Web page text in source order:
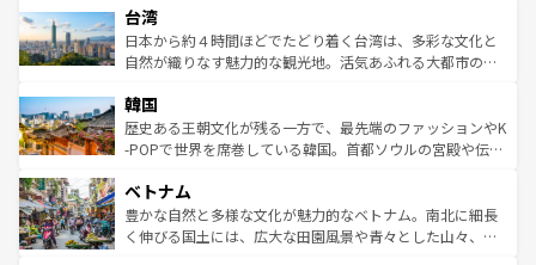
情報は
人々、おいしいローカルフードやハワイアンミュージッ
ク、伝統的なフラダンスなど、すべてがハワイの魅力を彩
っている。訪れるたびに新しい発見と感動が待っているハ
はコンテンツ一覧
リアリーフや大陸中央部にそびえるウルル（エアーズロッ
ク）、タスマニアの美しい原生林やケアンズの熱帯雨林な
ど、見どころがたくさん。また、カフェやワイン、オージ
いる。アクティビティも充実しており、サーフィンやダイ
ビング、ハイキングなど、アウトドア好きにはたまらな
い。オーストラリアの多彩な魅力を存分に味わいつくそ
参照してほしい。
台湾
日本から約４時間ほどでたどり着く台湾は、多彩な文化と
自然が織りなす魅力的な観光地。活気あふれる大都市の台
ン）、静ひつな山岳地帯である台湾東部など、都市の喧騒
と山間の静けさが共存しており、訪れる人に新しい発見と
驚きをもたらしてくれる。また、奥深い台湾の食文化も魅
容にもいいと評判のスイーツなど、バラエティ豊かな料理
が味わえる。 なお、新着の台湾情報は コンテンツ一覧を参
照してほしい。
韓国
歴史ある王朝文化が残る一方で、最先端のファッションやK
-POPで世界を席巻している韓国。首都ソウルの宮殿や伝統
き、地方に足を延ばせば四季折々の自然美を楽しむことが
できる。そして、キムチや焼肉、絶品のストリートフード
まで、さまざまな韓国料理が待っている。夜には、韓国な
ベトナム
豊かな自然と多様な文化が魅力的なベトナム。南北に細長
く伸びる国土には、広大な田園風景や青々とした山々、世